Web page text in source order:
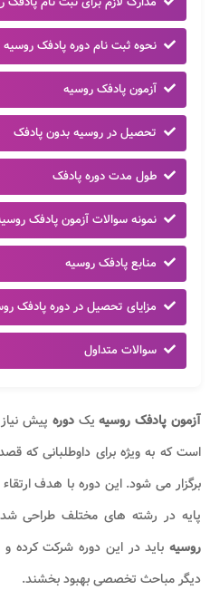
نحوه ثبت نام دوره پادفک روسیه
آزمون پادفک روسیه
تحصیل در روسیه بدون پادفک
طول مدت دوره پادفک
نمونه سوالات آزمون پادفک
منابع پادفک روسیه
مزایای تحصیل در دوره پادفک
سوالات متداول
آزمون پادفک روسیهیکدوره پیش
است که به ویژه برای داوطلبانی که
برگزار می شود. این دوره با هدف
پایه در رشته های مختلف طراحی
روسیهباید در این دوره شرکت کرده
دیگر مباحث تخصصی بهبود بخشند.